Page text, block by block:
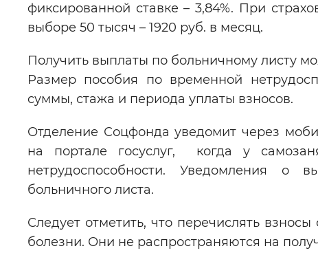
фиксированной ставке – 3,84%. При
выборе 50 тысяч – 1920 руб. в месяц.
Получить выплаты по больничному листу
Размер пособия по временной
суммы, стажа и периода уплаты взносов.
Отделение Соцфонда уведомит через
на портале госуслуг, когда у
нетрудоспособности. Уведомления о
больничного листа.
Следует отметить, что перечислять
болезни. Они не распространяются на